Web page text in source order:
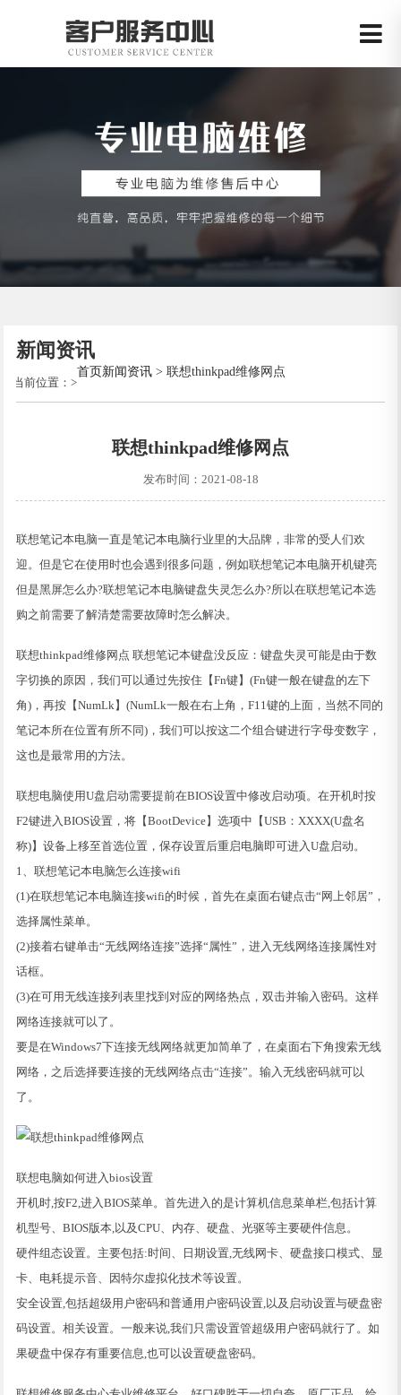
新闻资讯
当前位置：
首页
>
新闻资讯> 联想thinkpad维修网点
联想thinkpad维修网点
发布时间：2021-08-18
联想笔记本电脑一直是笔记本电脑行业里的大品牌，非常的受人们欢
迎。但是它在使用时也会遇到很多问题，例如联想笔记本电脑开机键亮
但是黑屏怎么办?联想笔记本电脑键盘失灵怎么办?所以在联想笔记本选
购之前需要了解清楚需要故障时怎么解决。
联想thinkpad维修网点 联想笔记本键盘没反应：键盘失灵可能是由于数
字切换的原因，我们可以通过先按住【Fn键】(Fn键一般在键盘的左下
角)，再按【NumLk】(NumLk一般在右上角，F11键的上面，当然不同的
笔记本所在位置有所不同)，我们可以按这二个组合键进行字母变数字，
这也是最常用的方法。
联想电脑使用U盘启动需要提前在BIOS设置中修改启动项。在开机时按
F2键进入BIOS设置，将【BootDevice】选项中【USB：XXXX(U盘名
称)】设备上移至首选位置，保存设置后重启电脑即可进入U盘启动。
1、联想笔记本电脑怎么连接wifi
(1)在联想笔记本电脑连接wifi的时候，首先在桌面右键点击“网上邻居”，
选择属性菜单。
(2)接着右键单击“无线网络连接”选择“属性”，进入无线网络连接属性对
话框。
(3)在可用无线连接列表里找到对应的网络热点，双击并输入密码。这样
网络连接就可以了。
要是在Windows7下连接无线网络就更加简单了，在桌面右下角搜索无线
网络，之后选择要连接的无线网络点击“连接”。输入无线密码就可以
了。
联想电脑如何进入bios设置
开机时,按F2,进入BIOS菜单。首先进入的是计算机信息菜单栏,包括计算
机型号、BIOS版本,以及CPU、内存、硬盘、光驱等主要硬件信息。
硬件组态设置。主要包括:时间、日期设置,无线网卡、硬盘接口模式、显
卡、电耗提示音、因特尔虚拟化技术等设置。
安全设置,包括超级用户密码和普通用户密码设置,以及启动设置与硬盘密
码设置。相关设置。一般来说,我们只需设置管超级用户密码就行了。如
果硬盘中保存有重要信息,也可以设置硬盘密码。